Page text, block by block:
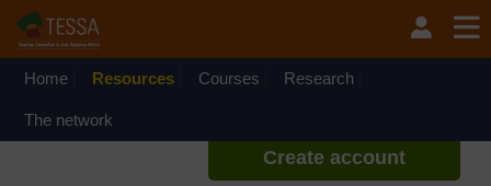
Home Resources Courses Research
The network
TESSA - Swahili - All Africa
If you create an account, you can
set up a personal learning profile
Create account